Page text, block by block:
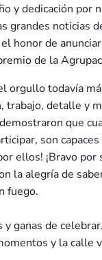
y dedicación por
grandes noticias
honor de
de la
orgullo todavía
trabajo, detalle y
que
son
ellos! ¡Bravo
la alegría de
fuego.
ganas de
y la calle